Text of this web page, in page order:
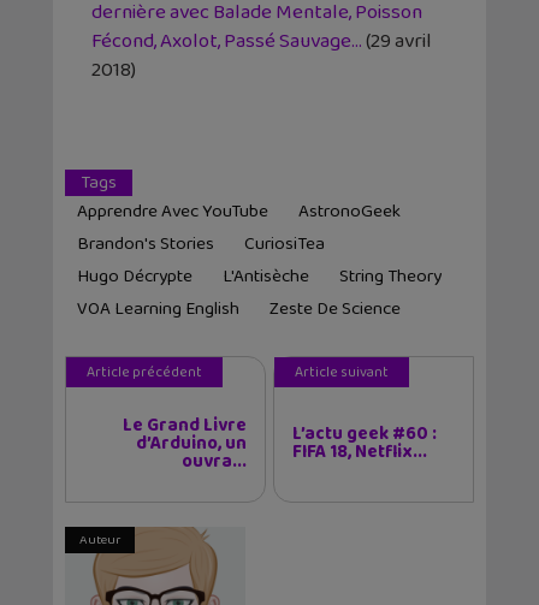
dernière avec Balade Mentale, Poisson
Fécond, Axolot, Passé Sauvage…(29 avril
2018)
Tags
Apprendre Avec YouTube
AstronoGeek
Brandon's Stories
CuriosiTea
Hugo Décrypte
L'Antisèche
String Theory
VOA Learning English
Zeste De Science
Article précédent
Le Grand Livre
d’Arduino, un
ouvra...
Article suivant
L’actu geek #60 :
FIFA 18, Netflix...
Auteur